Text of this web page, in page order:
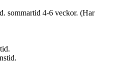
sommartid 4-6 veckor. (Har